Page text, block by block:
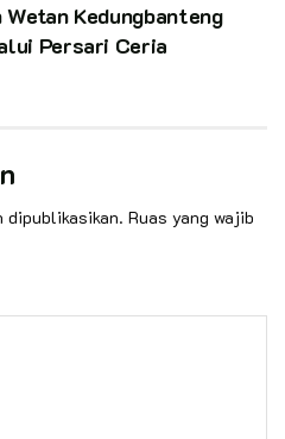
Wetan Kedungbanteng
Persari Ceria
dipublikasikan. Ruas yang wajib